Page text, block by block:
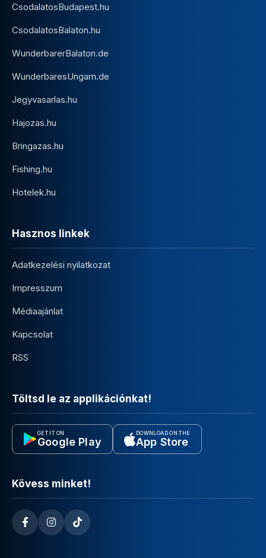
CsodalatosBudapest.hu
CsodalatosBalaton.hu
WunderbarerBalaton.de
WunderbaresUngarn.de
Jegyvasarlas.hu
Hajozas.hu
Bringazas.hu
Fishing.hu
Hotelek.hu
Hasznos linkek
Adatkezelési nyilatkozat
Impresszum
Médiaajánlat
Kapcsolat
RSS
Töltsd le az applikációnkat!
GET IT ON
Google Play
DOWNLOAD ON THE
App Store
Kövess minket!